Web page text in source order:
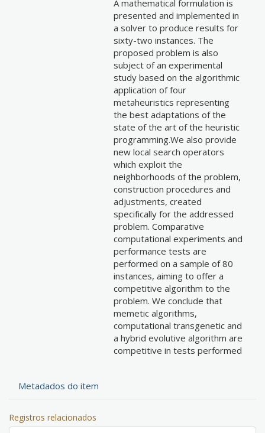
A mathematical formulation is
presented and implemented in
a solver to produce results for
sixty-two instances. The
proposed problem is also
subject of an experimental
study based on the algorithmic
application of four
metaheuristics representing
the best adaptations of the
state of the art of the heuristic
programming.We also provide
new local search operators
which exploit the
neighborhoods of the problem,
construction procedures and
adjustments, created
specifically for the addressed
problem. Comparative
computational experiments and
performance tests are
performed on a sample of 80
instances, aiming to offer a
competitive algorithm to the
problem. We conclude that
memetic algorithms,
computational transgenetic and
a hybrid evolutive algorithm are
competitive in tests performed
Metadados do item
Registros relacionados